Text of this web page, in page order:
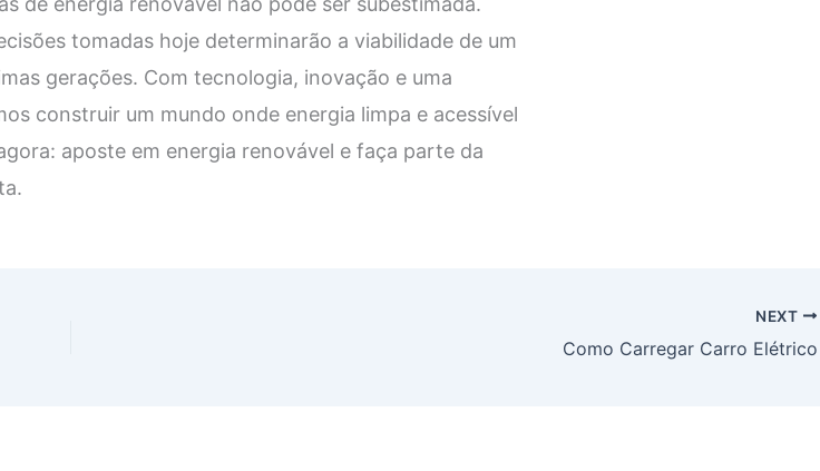
tomadas hoje determinarão a viabilidade de um
gerações. Com tecnologia, inovação e uma
construir um mundo onde energia limpa e acessível
aposte em energia renovável e faça parte da
NEXT
Como Carregar Carro Elétrico